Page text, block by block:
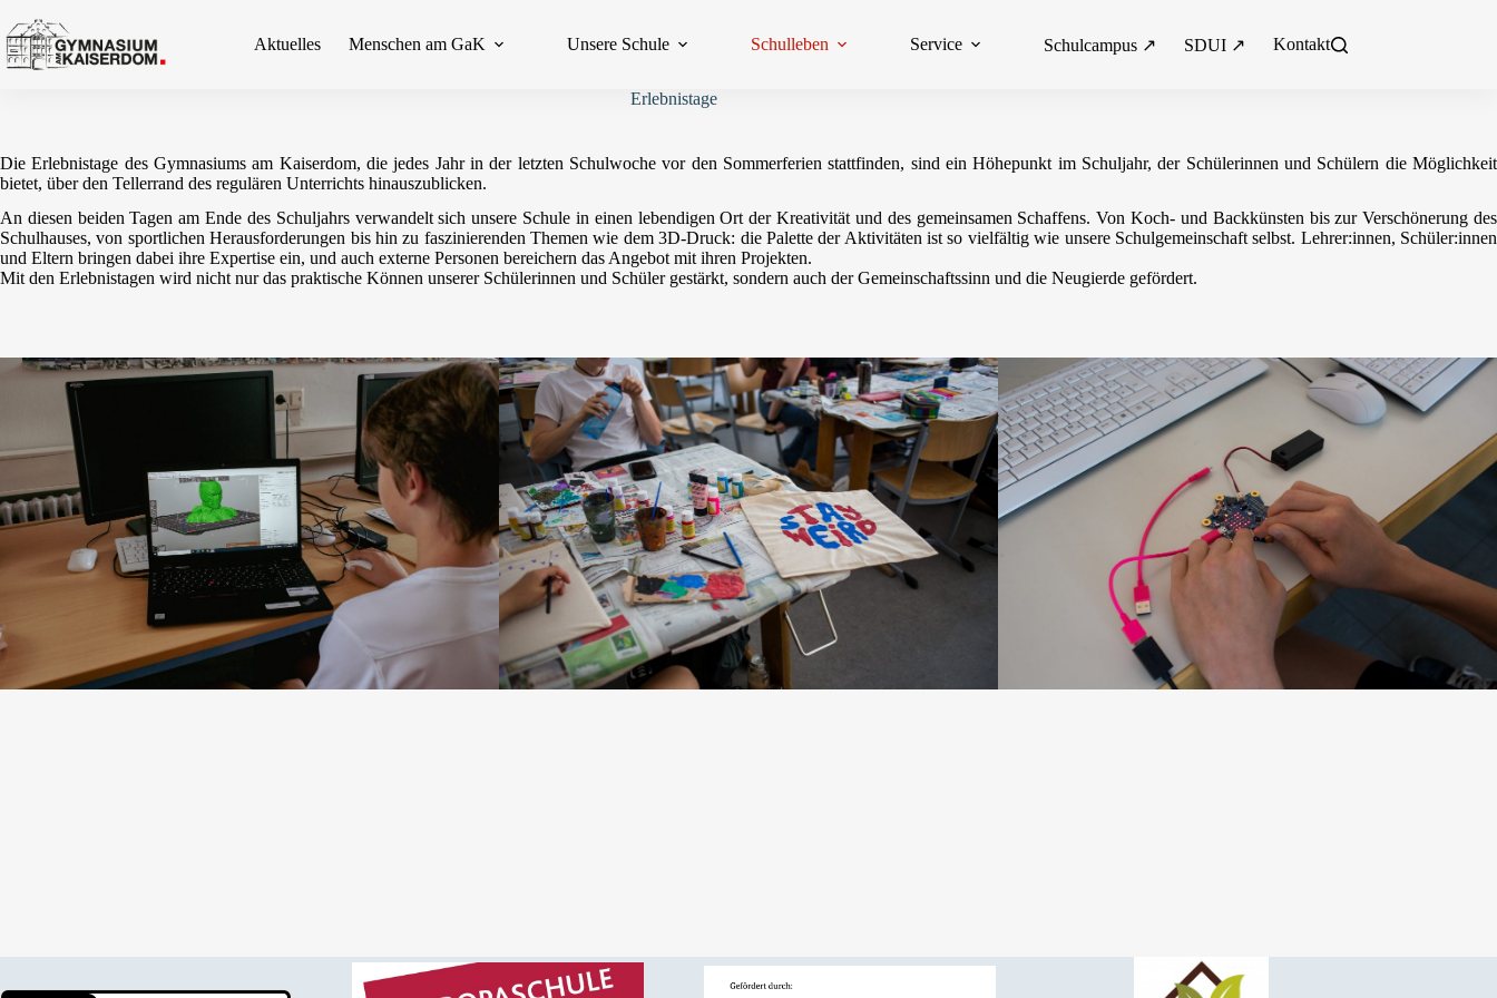
Inhalt
springen
Aktuelles Menschen am GaK Unsere Schule Schulleben Service Schulcampus ↗ SDUI ↗ Kontakt
Erlebnistage
Die Erlebnistage des Gymnasiums am Kaiserdom, die jedes Jahr in der letzten Schulwoche vor den Sommerferien stattfinden, sind ein Höhepunkt im Schuljahr, der Schülerinnen und Schülern die Möglichkeit
bietet, über den Tellerrand des regulären Unterrichts hinauszublicken.
An diesen beiden Tagen am Ende des Schuljahrs verwandelt sich unsere Schule in einen lebendigen Ort der Kreativität und des gemeinsamen Schaffens. Von Koch- und Backkünsten bis zur Verschönerung des
Schulhauses, von sportlichen Herausforderungen bis hin zu faszinierenden Themen wie dem 3D-Druck: die Palette der Aktivitäten ist so vielfältig wie unsere Schulgemeinschaft selbst. Lehrer:innen, Schüler:innen
und Eltern bringen dabei ihre Expertise ein, und auch externe Personen bereichern das Angebot mit ihren Projekten.
Mit den Erlebnistagen wird nicht nur das praktische Können unserer Schülerinnen und Schüler gestärkt, sondern auch der Gemeinschaftssinn und die Neugierde gefördert.